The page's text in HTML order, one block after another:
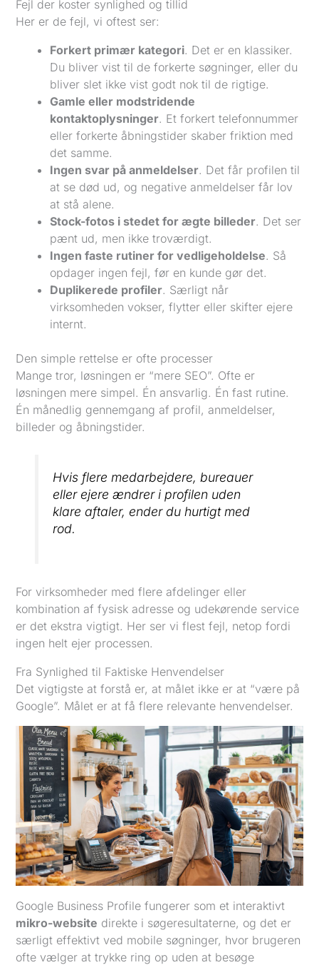
Fejl der koster synlighed og tillid
Her er de fejl, vi oftest ser:
Forkert primær kategori. Det er en klassiker.
Du bliver vist til de forkerte søgninger, eller du
bliver slet ikke vist godt nok til de rigtige.
Gamle eller modstridende
kontaktoplysninger. Et forkert telefonnummer
eller forkerte åbningstider skaber friktion med
det samme.
Ingen svar på anmeldelser. Det får profilen til
at se død ud, og negative anmeldelser får lov
at stå alene.
Stock-fotos i stedet for ægte billeder. Det ser
pænt ud, men ikke troværdigt.
Ingen faste rutiner for vedligeholdelse. Så
opdager ingen fejl, før en kunde gør det.
Duplikerede profiler. Særligt når
virksomheden vokser, flytter eller skifter ejere
internt.
Den simple rettelse er ofte processer
Mange tror, løsningen er “mere SEO”. Ofte er
løsningen mere simpel. Én ansvarlig. Én fast rutine.
Én månedlig gennemgang af profil, anmeldelser,
billeder og åbningstider.
Hvis flere medarbejdere, bureauer
eller ejere ændrer i profilen uden
klare aftaler, ender du hurtigt med
rod.
For virksomheder med flere afdelinger eller
kombination af fysisk adresse og udekørende service
er det ekstra vigtigt. Her ser vi flest fejl, netop fordi
ingen helt ejer processen.
Fra Synlighed til Faktiske Henvendelser
Det vigtigste at forstå er, at målet ikke er at “være på
Google”. Målet er at få flere relevante henvendelser.
Google Business Profile fungerer som et interaktivt
mikro-website direkte i søgeresultaterne, og det er
særligt effektivt ved mobile søgninger, hvor brugeren
ofte vælger at trykke ring op uden at besøge